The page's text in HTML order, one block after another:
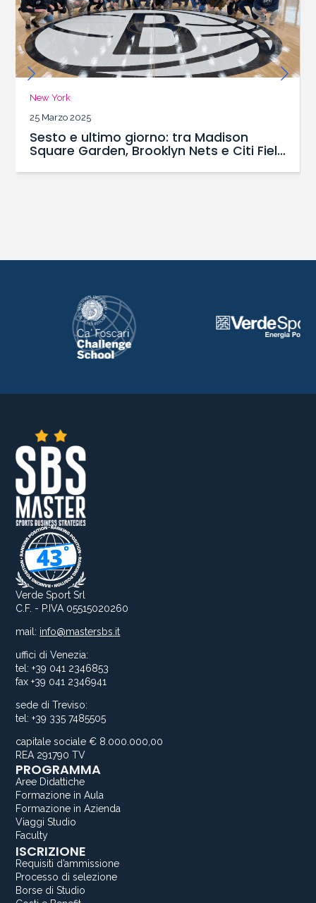
New York
25 Marzo 2025
Sesto e ultimo giorno: tra Madison
Square Garden, Brooklyn Nets e Citi Field
Verde Sport Srl
C.F. - P.IVA 05515020260
mail: info@mastersbs.it
uffici di Venezia:
tel: +39 041 2346853
fax +39 041 2346941
sede di Treviso:
tel: +39 335 7485505
capitale sociale € 8.000.000,00
REA 291790 TV
PROGRAMMA
Aree Didattiche
Formazione in Aula
Formazione in Azienda
Viaggi Studio
Faculty
ISCRIZIONE
Requisiti d’ammissione
Processo di selezione
Borse di Studio